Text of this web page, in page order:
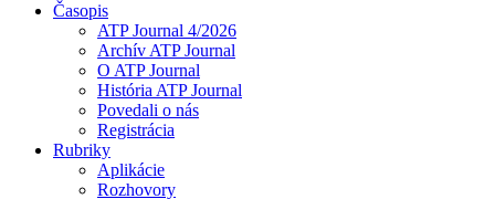
Časopis
ATP Journal 4/2026
Archív ATP Journal
O ATP Journal
História ATP Journal
Povedali o nás
Registrácia
Rubriky
Aplikácie
Rozhovory